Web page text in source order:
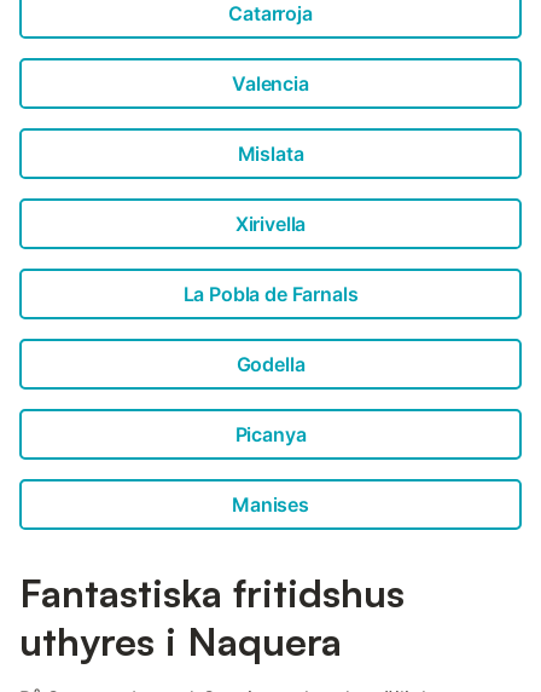
Catarroja
Valencia
Mislata
Xirivella
La Pobla de Farnals
Godella
Picanya
Manises
Fantastiska fritidshus
uthyres i Naquera